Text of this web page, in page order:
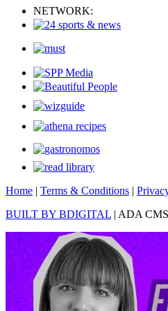
NETWORK:
Home | Terms & Conditions |
BUILT BY BDIGITAL | ADA